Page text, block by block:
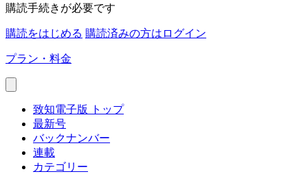
購読手続きが必要です
購読をはじめる 購読済みの方はログイン
プラン・料金
致知電子版 トップ
最新号
バックナンバー
連載
カテゴリー